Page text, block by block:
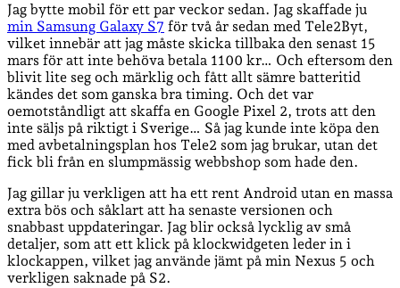
Jag bytte mobil för ett par veckor sedan. Jag skaffade ju
min Samsung Galaxy S7 för två år sedan med Tele2Byt,
vilket innebär att jag måste skicka tillbaka den senast 15
mars för att inte behöva betala 1100 kr… Och eftersom den
blivit lite seg och märklig och fått allt sämre batteritid
kändes det som ganska bra timing. Och det var
oemotståndligt att skaffa en Google Pixel 2, trots att den
inte säljs på riktigt i Sverige… Så jag kunde inte köpa den
med avbetalningsplan hos Tele2 som jag brukar, utan det
fick bli från en slumpmässig webbshop som hade den.
Jag gillar ju verkligen att ha ett rent Android utan en massa
extra bös och såklart att ha senaste versionen och
snabbast uppdateringar. Jag blir också lycklig av små
detaljer, som att ett klick på klockwidgeten leder in i
klockappen, vilket jag använde jämt på min Nexus 5 och
verkligen saknade på S2.